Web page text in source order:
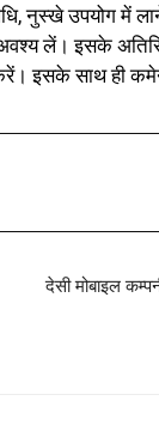
नुस्खे उपयोग में
अवश्य लें। इसके
इसके साथ ही
देसी मोबाइल